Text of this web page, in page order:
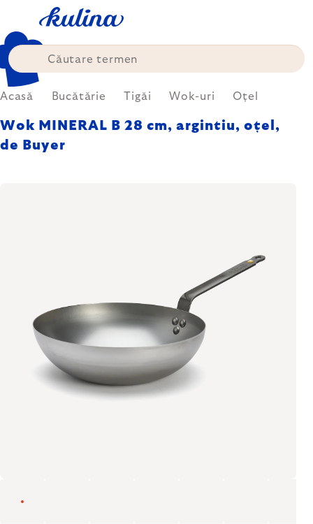
conținut
Acasă Bucătărie Tigăi Wok-uri Oțel
Wok MINERAL B 28 cm, argintiu, oțel,
de Buyer